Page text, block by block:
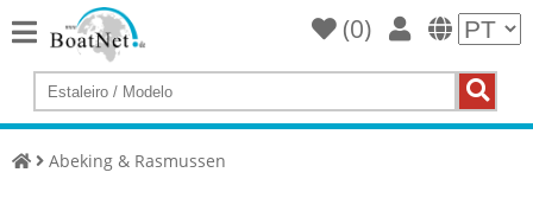
Home
Compre
iate
(0)
Abeking & Rasmussen